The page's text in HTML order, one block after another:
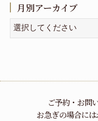
月別アーカイブ
ご予約・お問
お急ぎの場合には